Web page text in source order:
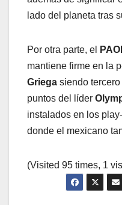
lado del planeta tras
Por otra parte, el
mantiene firme en la
Griega siendo
puntos del líder
instalados en los
donde el mexicano
(Visited 95 times, 1